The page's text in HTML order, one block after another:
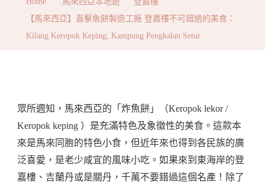
造
工
廠
登
嘉
【馬來西亞】直擊魚餅製造工廠 登嘉樓不可錯過的美食：
Kilang Keropok Keping, Kampung Pengkalan Setur
眾所週知，馬來西亞的「炸魚餅」（Keropok lekor /
Keropok keping ）是充滿特色及象徵性的美食。這款本
來是馬來同胞的特色小食，但近年來也得到各民族的廣
泛喜愛，是老少咸宜的風味小吃。如果來到東海岸的登
嘉樓、吉蘭丹或是關丹，千萬不要錯過這個名產！除了